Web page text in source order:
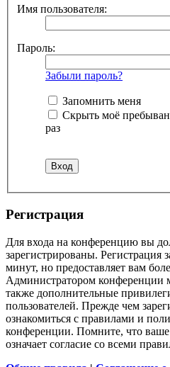
Имя пользователя:
Пароль:
Забыли пароль?
Запомнить меня
Скрыть моё
раз
Регистрация
Для входа на конференцию вы
зарегистрированы. Регистрация
минут, но предоставляет вам
Администратором конференции
также дополнительные
пользователей. Прежде чем
ознакомиться с правилами и
конференции. Помните, что
означает согласие со всеми